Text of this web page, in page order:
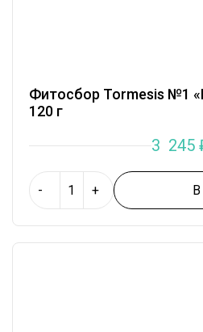
Фитосбор Tormesis №1
120 г
3 245
- + В